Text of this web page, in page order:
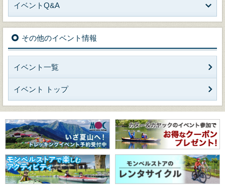
イベントQ&A
その他のイベント情報
イベント一覧
イベント トップ